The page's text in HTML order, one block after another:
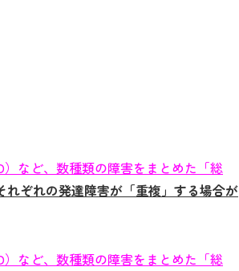
など、数種類の障害をまとめた「総
れぞれの発達障害が「重複」する場合が
など、数種類の障害をまとめた「総